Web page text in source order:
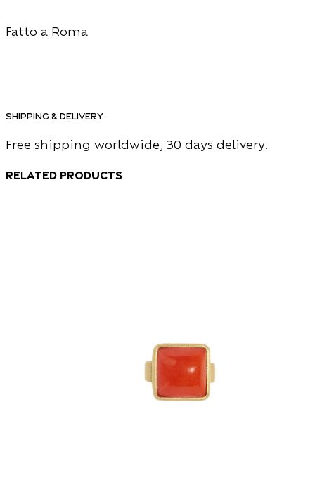
Fatto a Roma
Shipping & Delivery
Free shipping worldwide, 30 days delivery.
Related products